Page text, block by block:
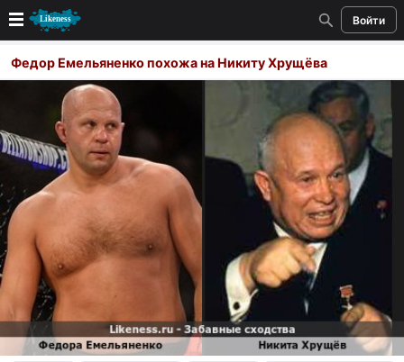
Войти
Новые
Лучшие
Голосование
Кандидаты
Случайное сходство 👍
Создать сходство
Для публикации необходима авторизация
Федор Емельяненко похожа на Никиту Хрущёва